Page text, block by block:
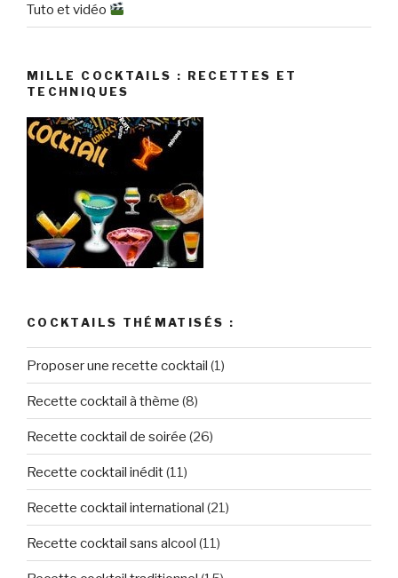
Tuto et vidéo
MILLE COCKTAILS : RECETTES ET
TECHNIQUES
COCKTAILS THÉMATISÉS :
Proposer une recette cocktail (1)
Recette cocktail à thème (8)
Recette cocktail de soirée (26)
Recette cocktail inédit(11)
Recette cocktail international (21)
Recette cocktail sans alcool (11)